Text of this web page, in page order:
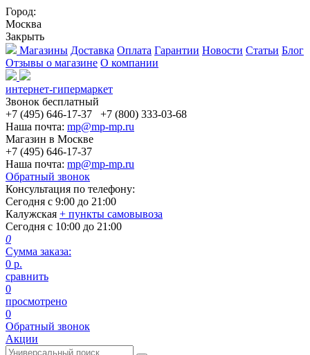
Город:
Москва
Закрыть
Магазины Доставка Оплата Гарантии Новости Статьи Блог
Отзывы о магазине О компании
интернет-гипермаркет
Звонок бесплатный
+7 (495) 646-17-37
+7 (800) 333-03-68
Наша почта: mp@mp-mp.ru
Магазин в Москве
+7 (495) 646-17-37
Наша почта: mp@mp-mp.ru
Обратный звонок
Консультация по телефону:
Сегодня с 9:00 до 21:00
Калужская + пункты самовывоза
Сегодня с 10:00 до 21:00
0
Сумма заказа:
0 р.
сравнить
0
просмотрено
0
Обратный звонок
Акции